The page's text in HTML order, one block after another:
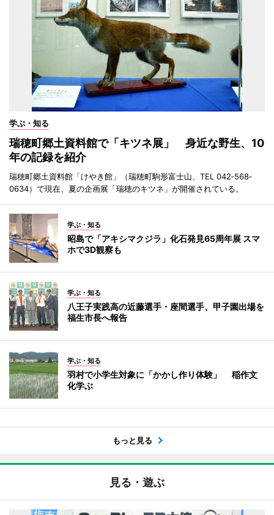
学ぶ・知る
瑞穂町郷土資料館で「キツネ展」 身近な野生、10
年の記録を紹介
瑞穂町郷土資料館「けやき館」（瑞穂町駒形富士山、TEL 042‐568‐
0634）で現在、夏の企画展「瑞穂のキツネ」が開催されている。
学ぶ・知る
昭島で「アキシマクジラ」化石発見65周年展 スマ
ホで3D観察も
学ぶ・知る
八王子実践高の近藤選手・座間選手、甲子園出場を
福生市長へ報告
学ぶ・知る
羽村で小学生対象に「かかし作り体験」 稲作文
化学ぶ
もっと見る
見る・遊ぶ